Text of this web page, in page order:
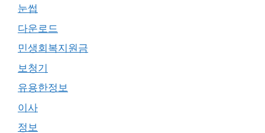
눈썹
다운로드
민생회복지원금
보청기
유용한정보
이사
정보